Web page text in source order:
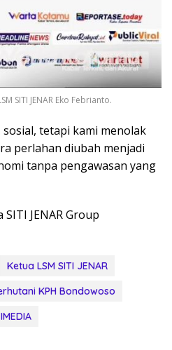
SITI JENAR Eko Febrianto.
tetapi kami menolak
perlahan diubah menjadi
tanpa pengawasan yang
JENAR Group
Ketua LSM SITI JENAR
KPH Bondowoso